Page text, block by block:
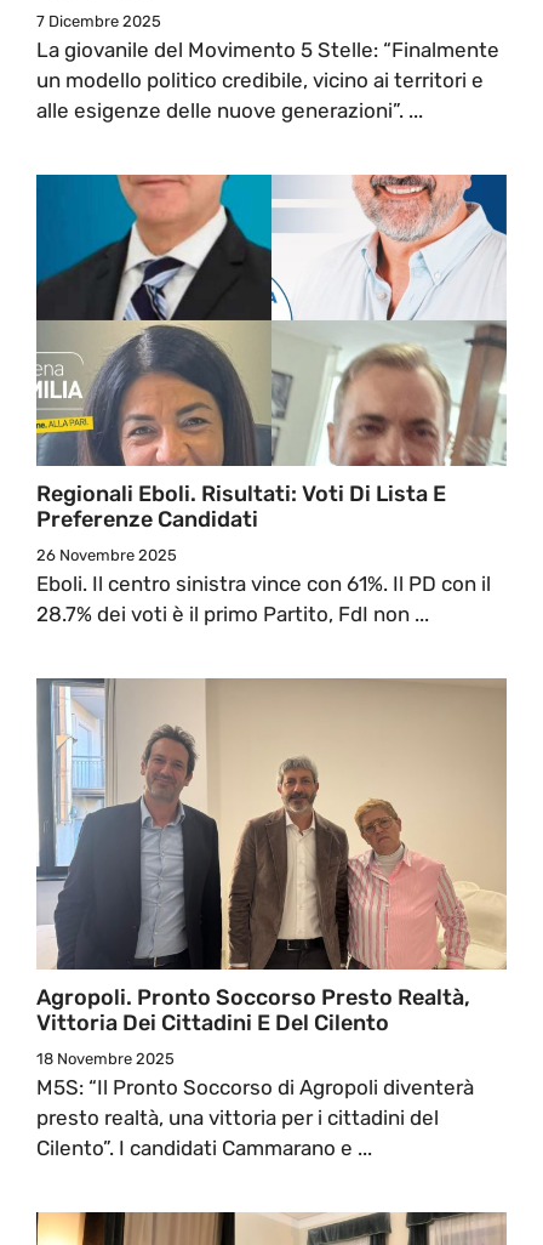
7 Dicembre 2025
La giovanile del Movimento 5 Stelle: “Finalmente
un modello politico credibile, vicino ai territori e
alle esigenze delle nuove generazioni”. ...
Regionali Eboli. Risultati: Voti Di Lista E
Preferenze Candidati
26 Novembre 2025
Eboli. Il centro sinistra vince con 61%. Il PD con il
28.7% dei voti è il primo Partito, FdI non ...
Agropoli. Pronto Soccorso Presto Realtà,
Vittoria Dei Cittadini E Del Cilento
18 Novembre 2025
M5S: “Il Pronto Soccorso di Agropoli diventerà
presto realtà, una vittoria per i cittadini del
Cilento”. I candidati Cammarano e ...